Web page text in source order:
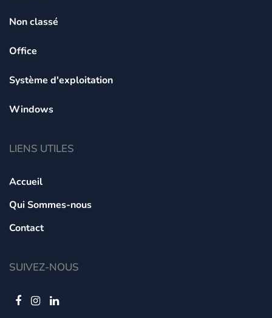
Non classé
Office
Système d'exploitation
Windows
LIENS UTILES
Accueil
Qui Sommes-nous
Contact
SUIVEZ-NOUS